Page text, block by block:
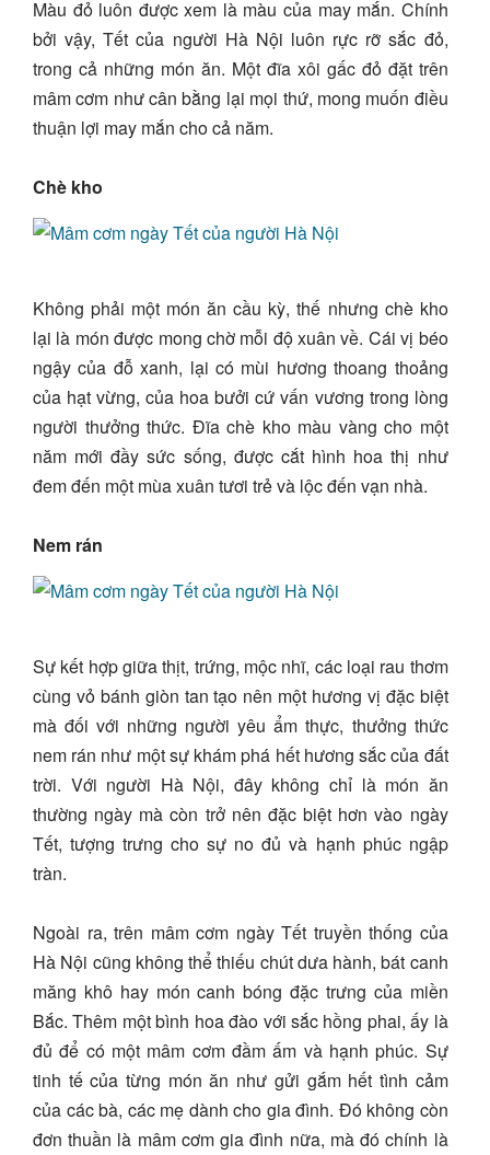
Màu đỏ luôn được xem là màu của may mắn. Chính
bởi vậy, Tết của người Hà Nội luôn rực rỡ sắc đỏ,
trong cả những món ăn. Một đĩa xôi gấc đỏ đặt trên
mâm cơm như cân bằng lại mọi thứ, mong muốn điều
thuận lợi may mắn cho cả năm.
Chè kho
Không phải một món ăn cầu kỳ, thế nhưng chè kho
lại là món được mong chờ mỗi độ xuân về. Cái vị béo
ngậy của đỗ xanh, lại có mùi hương thoang thoảng
của hạt vừng, của hoa bưởi cứ vấn vương trong lòng
người thưởng thức. Đĩa chè kho màu vàng cho một
năm mới đầy sức sống, được cắt hình hoa thị như
đem đến một mùa xuân tươi trẻ và lộc đến vạn nhà.
Nem rán
Sự kết hợp giữa thịt, trứng, mộc nhĩ, các loại rau thơm
cùng vỏ bánh giòn tan tạo nên một hương vị đặc biệt
mà đối với những người yêu ẩm thực, thưởng thức
nem rán như một sự khám phá hết hương sắc của đất
trời. Với người Hà Nội, đây không chỉ là món ăn
thường ngày mà còn trở nên đặc biệt hơn vào ngày
Tết, tượng trưng cho sự no đủ và hạnh phúc ngập
tràn.
Ngoài ra, trên mâm cơm ngày Tết truyền thống của
Hà Nội cũng không thể thiếu chút dưa hành, bát canh
măng khô hay món canh bóng đặc trưng của miền
Bắc. Thêm một bình hoa đào với sắc hồng phai, ấy là
đủ để có một mâm cơm đầm ấm và hạnh phúc. Sự
tinh tế của từng món ăn như gửi gắm hết tình cảm
của các bà, các mẹ dành cho gia đình. Đó không còn
đơn thuần là mâm cơm gia đình nữa, mà đó chính là